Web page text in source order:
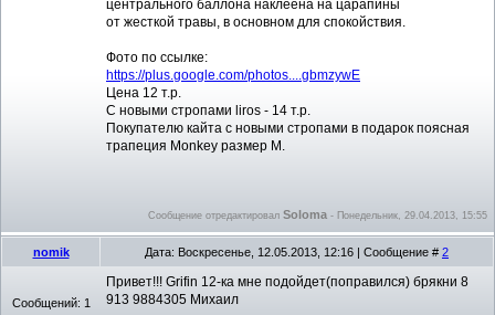
центрального баллона наклеена на царапины
от жесткой травы, в основном для спокойствия.
Фото по ссылке:
https://plus.google.com/photos....gbmzywE
Цена 12 т.р.
С новыми стропами liros - 14 т.р.
Покупателю кайта с новыми стропами в подарок поясная
трапеция Monkey размер M.
Сообщение отредактировал Soloma - Понедельник, 29.04.2013, 15:55
nomik Дата: Воскресенье, 12.05.2013, 12:16 | Сообщение # 2
Сообщений: 1
Привет!!! Grifin 12-ка мне подойдет(поправился) брякни 8
913 9884305 Михаил